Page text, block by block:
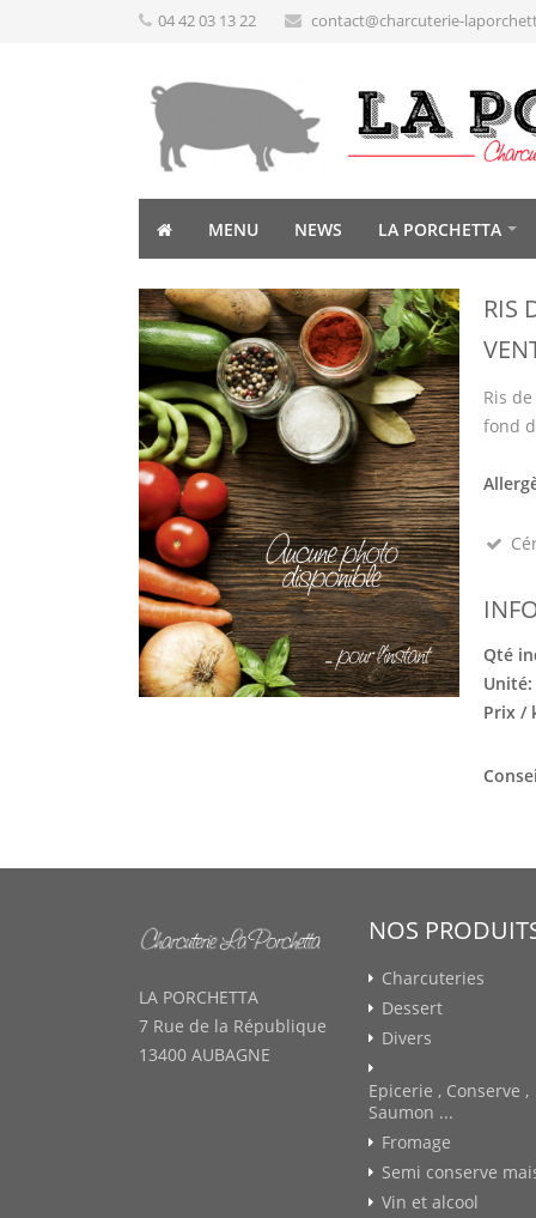
04 42 03 13 22 contact@charcuterie-
MENU NEWS LA PORCHETTA
RIS
Ris
fond
Qté
Unité:
Prix /
LA PORCHETTA
7 Rue de la République
13400 AUBAGNE
NOS
Charcuteries
Dessert
Divers
Epicerie , Conserve ,
Saumon ...
Fromage
Semi conserve
Vin et alcool